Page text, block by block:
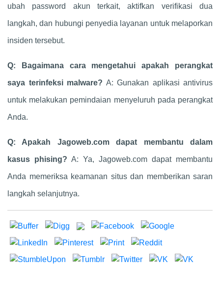
ubah password akun terkait, aktifkan verifikasi dua
langkah, dan hubungi penyedia layanan untuk melaporkan
insiden tersebut.
Q: Bagaimana cara mengetahui apakah perangkat
saya terinfeksi malware? A: Gunakan aplikasi antivirus
untuk melakukan pemindaian menyeluruh pada perangkat
Anda.
Q: Apakah Jagoweb.com dapat membantu dalam
kasus phising? A: Ya, Jagoweb.com dapat membantu
Anda memeriksa keamanan situs dan memberikan saran
langkah selanjutnya.